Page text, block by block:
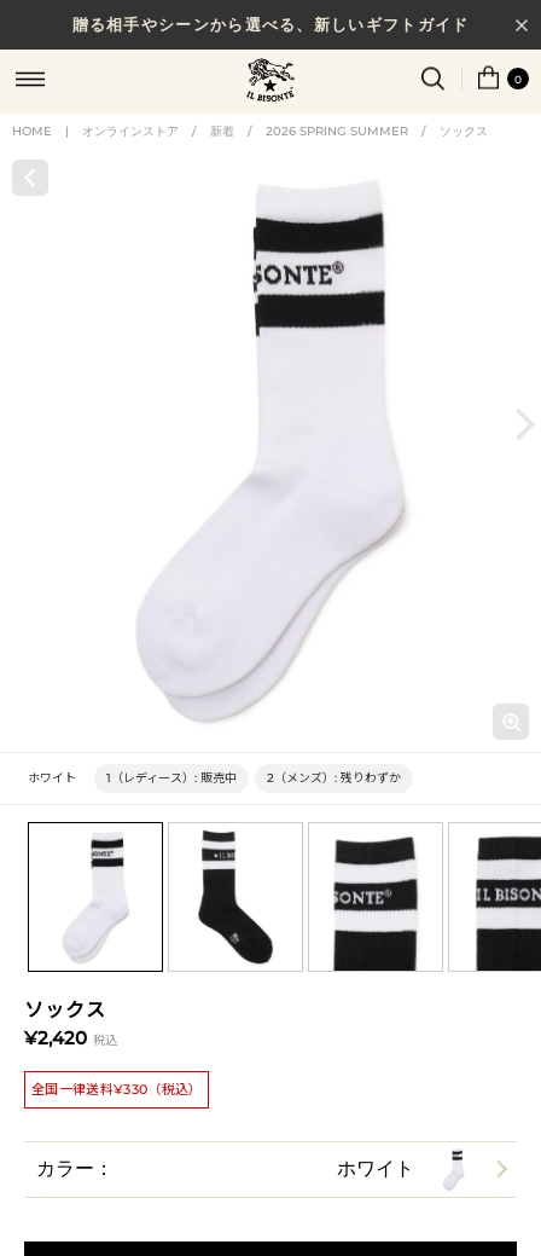
贈る相手やシーンから選べる、新しいギフトガイド
0
HOME | オンラインストア / 新着 / 2026 SPRING SUMMER / ソックス
ソックス
¥2,420 税込
全国一律送料¥330（税込）
ホワイト 1（レディース）: 販売中 2（メンズ）: 残りわずか
カラー： ホワイト